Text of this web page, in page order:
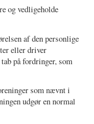
og vedligeholde
af den personlige
eller driver
på fordringer, som
som nævnt i
udgør en normal